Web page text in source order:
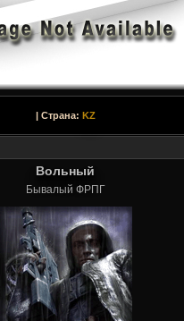
| Страна: KZ
Вольный
Бывалый ФРПГ